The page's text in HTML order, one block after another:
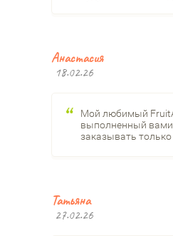
Анастасия
18.02.26
Мой любимый
выполненный вами
заказывать только
Татьяна
27.02.26